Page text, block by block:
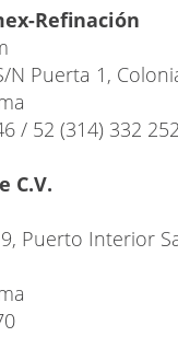
Refinación
N Puerta 1,
/ 52 (314) 332
C.V.
Puerto Interior